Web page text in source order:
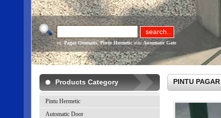
ex. Pagar Otomatis,Pintu HermeticatauAutomatic Gate
Products Category
Pintu Hermetic
Automatic Door
PINTU